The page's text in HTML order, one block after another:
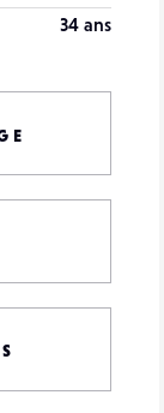
34 ans